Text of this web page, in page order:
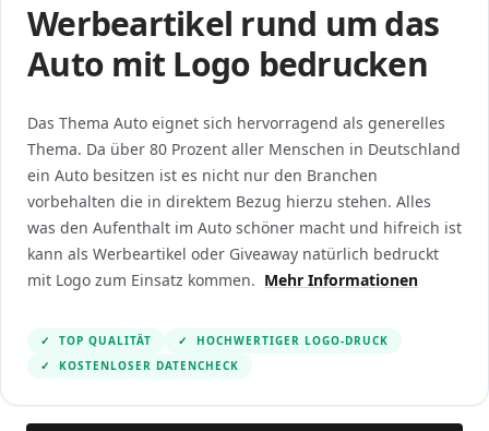
Werbeartikel rund um das
Auto mit Logo bedrucken
Das Thema Auto eignet sich hervorragend als generelles
Thema. Da über 80 Prozent aller Menschen in Deutschland
ein Auto besitzen ist es nicht nur den Branchen
vorbehalten die in direktem Bezug hierzu stehen. Alles
was den Aufenthalt im Auto schöner macht und hifreich ist
kann als Werbeartikel oder Giveaway natürlich bedruckt
mit Logo zum Einsatz kommen. Mehr Informationen
✓ TOP QUALITÄT ✓
HOCHWERTIGER LOGO-DRUCK
✓
KOSTENLOSER DATENCHECK